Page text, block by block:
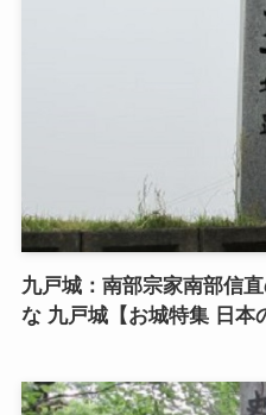
九戸城：南部宗家南部信
な 九戸城【お城特集 日本